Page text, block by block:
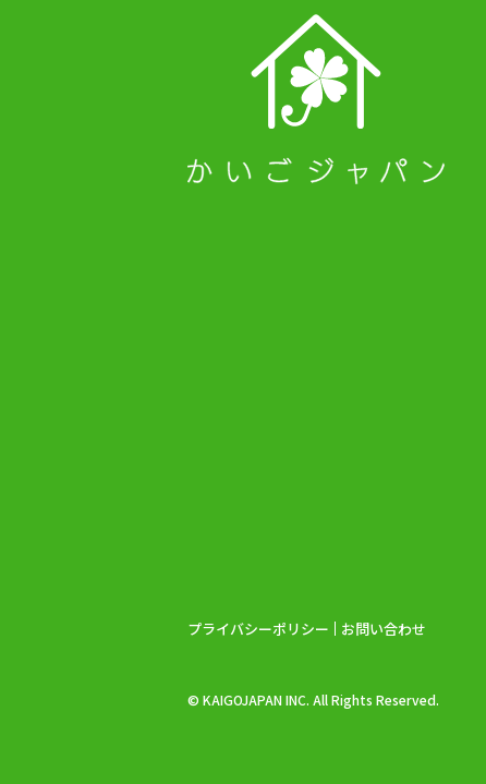
プライバシーポリシー お問い合わせ
© KAIGOJAPAN INC. All Rights Reserved.